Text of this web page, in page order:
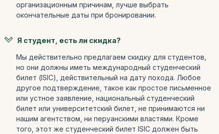
организационным причинам, лучше выбрать
окончательные даты при бронировании.
Я студент, есть ли скидка?
Мы действительно предлагаем скидку для студентов,
но они должны иметь международный студенческий
билет (ISIC), действительный на дату похода. Любое
другое подтверждение, такое как простое письменное
или устное заявление, национальный студенческий
билет или университетский билет, не принимаются ни
нашим агентством, ни перуанскими властями. Кроме
того, этот же студенческий билет ISIC должен быть